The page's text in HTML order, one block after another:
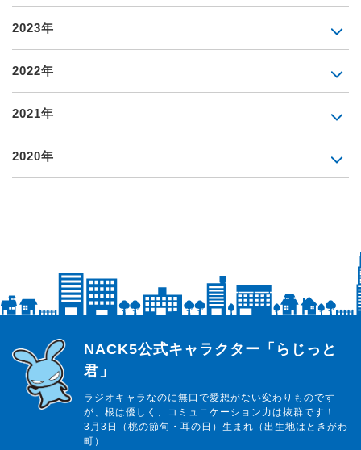
2023年
2022年
2021年
2020年
らじっと君
NACK5公式キャラクター「らじっと
君」
ラジオキャラなのに無口で愛想がない変わりものです
が、根は優しく、コミュニケーション力は抜群です！
3月3日（桃の節句・耳の日）生まれ（出生地はときがわ
町）